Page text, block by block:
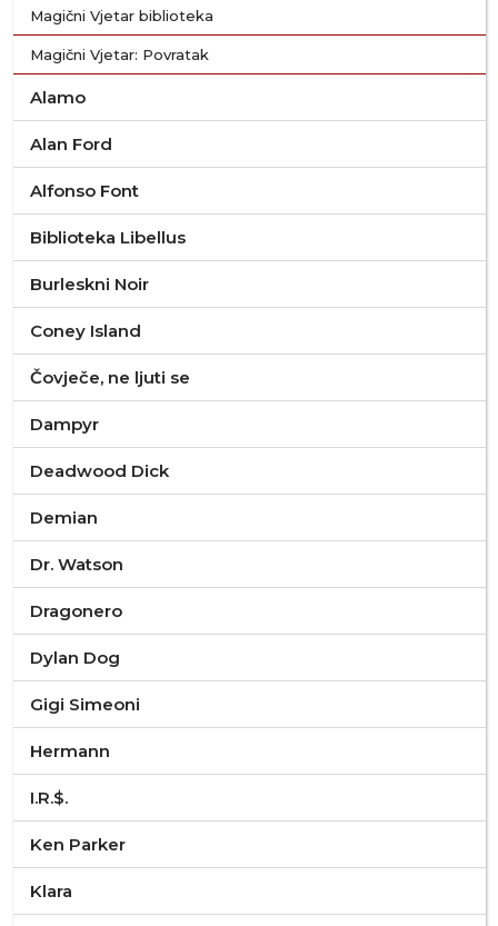
Magični Vjetar biblioteka
Magični Vjetar: Povratak
Alamo
Alan Ford
Alfonso Font
Biblioteka Libellus
Burleskni Noir
Coney Island
Čovječe, ne ljuti se
Dampyr
Deadwood Dick
Demian
Dr. Watson
Dragonero
Dylan Dog
Gigi Simeoni
Hermann
I.R.$.
Ken Parker
Klara